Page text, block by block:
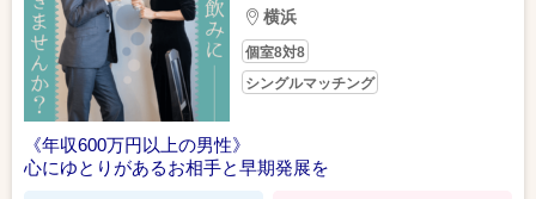
横浜
個室8対8
シングルマッチング
《年収600万円以上の男性》
心にゆとりがあるお相手と早期発展を